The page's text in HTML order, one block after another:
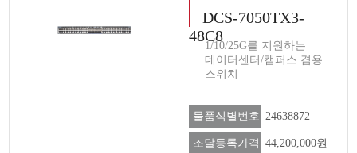
DCS-7050TX3-
48C8
1/10/25G를 지원하는
데이터센터/캠퍼스 겸용
스위치
물품식별번호 24638872
조달등록가격 44,200,000원